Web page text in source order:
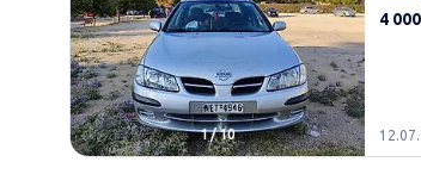
1/10
4